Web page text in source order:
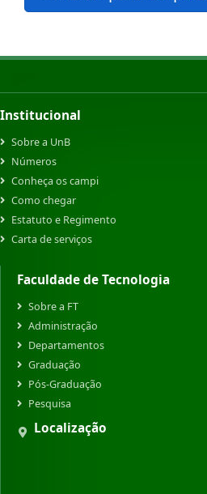
Institucional
Sobre a UnB
Números
Conheça os campi
Como chegar
Estatuto e Regimento
Carta de serviços
Faculdade de Tecnologia
Sobre a FT
Administração
Departamentos
Graduação
Pós-Graduação
Pesquisa
Localização